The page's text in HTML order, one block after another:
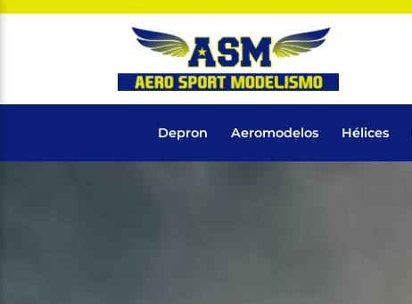
Depron Aeromodelos Hélices